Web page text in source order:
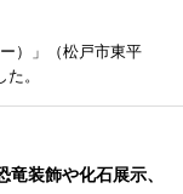
）」（松戸市東平
。
装飾や化石展示、